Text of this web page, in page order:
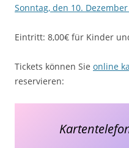
Sonntag, den 10.
Eintritt: 8,00€ für Kinder
Tickets können Sie online
reservieren: